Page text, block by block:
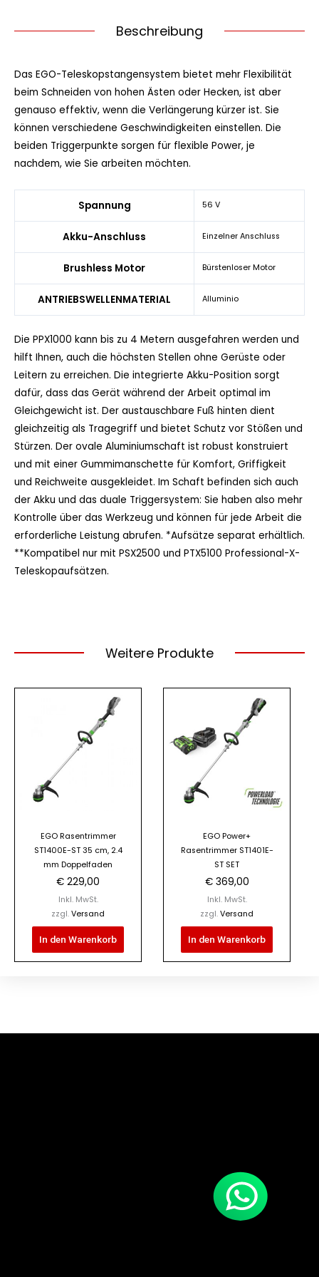
Beschreibung
Das EGO-Teleskopstangensystem bietet mehr Flexibilität
beim Schneiden von hohen Ästen oder Hecken, ist aber
genauso effektiv, wenn die Verlängerung kürzer ist. Sie
können verschiedene Geschwindigkeiten einstellen. Die
beiden Triggerpunkte sorgen für flexible Power, je
nachdem, wie Sie arbeiten möchten.
Spannung 56 V
Akku-Anschluss Einzelner Anschluss
Brushless Motor Bürstenloser Motor
ANTRIEBSWELLENMATERIAL Alluminio
Die PPX1000 kann bis zu 4 Metern ausgefahren werden und
hilft Ihnen, auch die höchsten Stellen ohne Gerüste oder
Leitern zu erreichen. Die integrierte Akku-Position sorgt
dafür, dass das Gerät während der Arbeit optimal im
Gleichgewicht ist. Der austauschbare Fuß hinten dient
gleichzeitig als Tragegriff und bietet Schutz vor Stößen und
Stürzen. Der ovale Aluminiumschaft ist robust konstruiert
und mit einer Gummimanschette für Komfort, Griffigkeit
und Reichweite ausgekleidet. Im Schaft befinden sich auch
der Akku und das duale Triggersystem: Sie haben also mehr
Kontrolle über das Werkzeug und können für jede Arbeit die
erforderliche Leistung abrufen. *Aufsätze separat erhältlich.
**Kompatibel nur mit PSX2500 und PTX5100 Professional-X-
Teleskopaufsätzen.
Weitere Produkte
EGO Rasentrimmer
ST1400E-ST 35 cm, 2.4
mm Doppelfaden
€ 229,00
Inkl. MwSt.
zzgl. Versand
In den Warenkorb
EGO Power+
Rasentrimmer ST1401E-
ST SET
€369,00
Inkl. MwSt.
zzgl. Versand
In den Warenkorb